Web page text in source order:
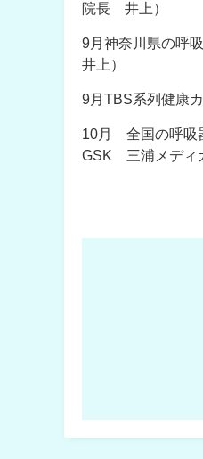
院長 井上）
9月神奈川県の呼
井上）
9月TBS系列健康
10月 全国の呼吸
GSK 三浦メディ